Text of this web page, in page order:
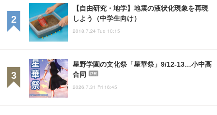
【自由研究・地学】地震の液状化現象を再現
しよう（中学生向け）
2018.7.24 Tue 10:15
星野学園の文化祭「星華祭」9/12-13…小中高
合同
PR
2026.7.31 Fri 16:45